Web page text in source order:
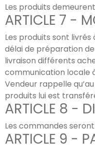
Les produits
ARTICLE 7 -
Les produits sont
délai de préparation
livraison différents
communication locale
Vendeur rappelle
produits lui est
ARTICLE 8 -
Les commandes
ARTICLE 9 -